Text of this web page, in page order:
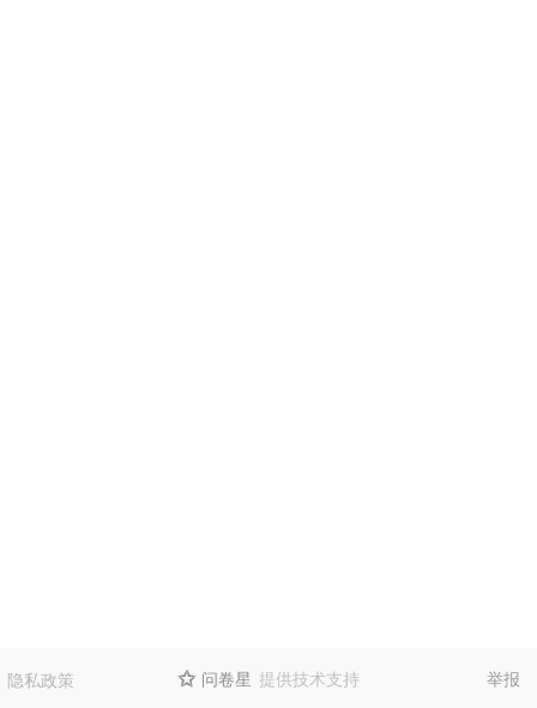
隐私政策  问卷星 提供技术支持 举报